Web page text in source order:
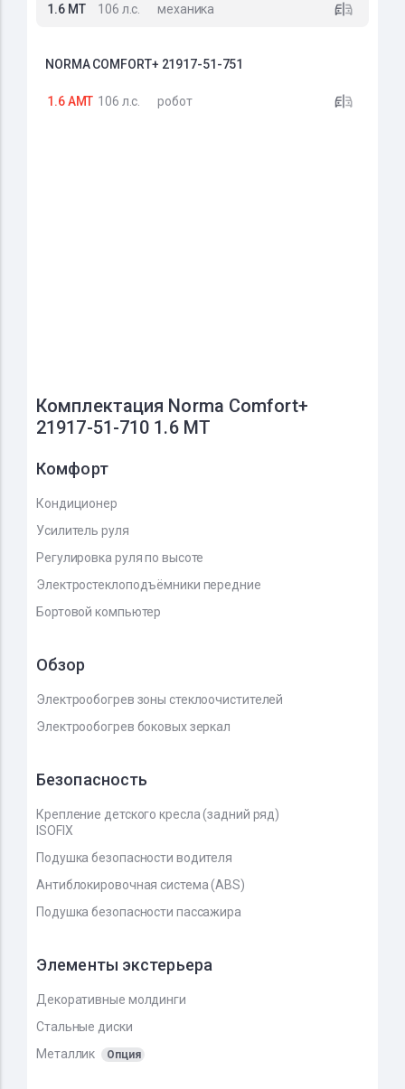
1.6 MT 106 л.с. механика
NORMA COMFORT+ 21917-51-751
1.6 AMT 106 л.с. робот
Комплектация Norma Comfort+
21917-51-710 1.6 MT
Комфорт
Кондиционер
Усилитель руля
Регулировка руля по высоте
Электростеклоподъёмники передние
Бортовой компьютер
Обзор
Электрообогрев зоны стеклоочистителей
Электрообогрев боковых зеркал
Безопасность
Крепление детского кресла (задний ряд)
ISOFIX
Подушка безопасности водителя
Антиблокировочная система (ABS)
Подушка безопасности пассажира
Элементы экстерьера
Декоративные молдинги
Стальные диски
Металлик
Опция